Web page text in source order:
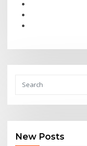
New Posts